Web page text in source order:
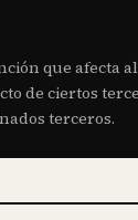
que afecta
de ciertos
terceros.